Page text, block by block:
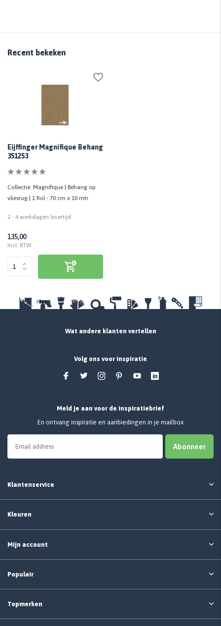
Recent bekeken
Eijffinger Magnifique Behang
351253
Collectie: Magnifique | Behang op
vliesrug | 1 Rol - 70 cm x 10 mtr
2 - 4 werkdagen levertijd
135,00
Incl. BTW
Wat andere klanten vertellen
Volg ons voor inspiratie
Meld je aan voor de inspiratiebrief
En ontvang inspiratie en aanbiedingen in je mailbox
Abonneer
Klantenservice
Kleuren
Mijn account
Populair
Topmerken